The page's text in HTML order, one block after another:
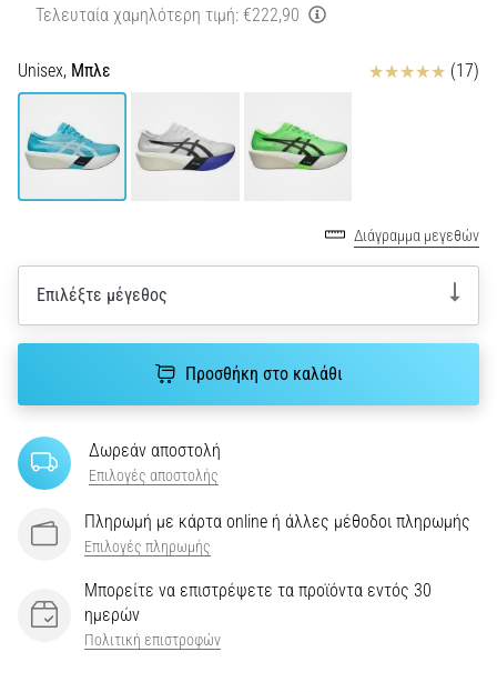
πράξη,
shuttle
run
δοκιμάζει
την
ταχύτητα,
την
τις
αλλαγές
κατεύθυνσης.
Πώς
6. 8. 2026
29 λεπτά ανάγνωσης
του
Δρομέα:
Τελευταία χαμηλότερη τιμή: €222,90
Unisex, Μπλε Κριτικές (17)
Διάγραμμα μεγεθών
Επιλέξτε μέγεθος
Προσθήκη στο καλάθι
Δωρεάν αποστολή
Επιλογές αποστολής
Πληρωμή με κάρτα online ή άλλες μέθοδοι πληρωμής
Επιλογές πληρωμής
Μπορείτε να επιστρέψετε τα προϊόντα εντός 30
ημερών
Πολιτική επιστροφών